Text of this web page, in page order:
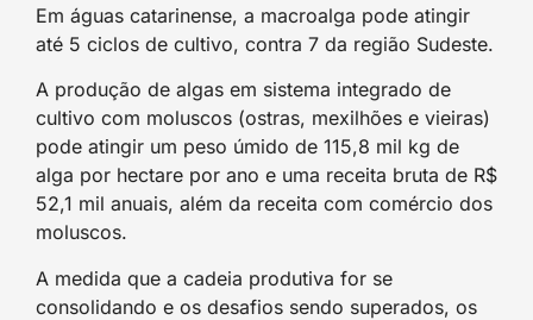
Em águas catarinense, a macroalga pode atingir
até 5 ciclos de cultivo, contra 7 da região Sudeste.
A produção de algas em sistema integrado de
cultivo com moluscos (ostras, mexilhões e vieiras)
pode atingir um peso úmido de 115,8 mil kg de
alga por hectare por ano e uma receita bruta de R$
52,1 mil anuais, além da receita com comércio dos
moluscos.
A medida que a cadeia produtiva for se
consolidando e os desafios sendo superados, os